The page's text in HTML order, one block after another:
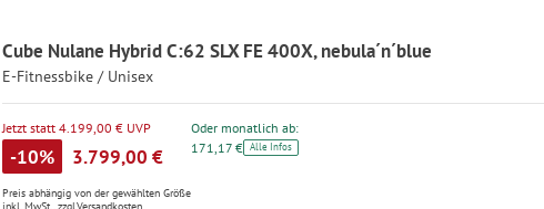
Cube Nulane Hybrid C:62 SLX FE 400X, nebula´n´blue
E-Fitnessbike / Unisex
Jetzt statt 4.199,00 € UVP
-10% 3.799,00 €
Preis abhängig von der gewählten Größe
Oder monatlich ab:
171,17 € Alle Infos